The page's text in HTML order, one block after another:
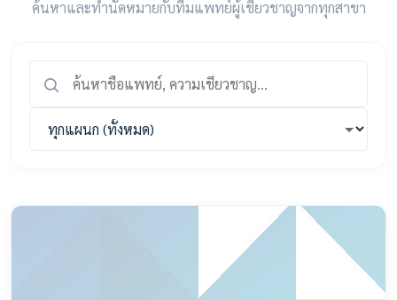
ค้นหาและทำนัดหมายกับทีมแพทย์ผู้เชี่ยวชาญจากทุกสาขา